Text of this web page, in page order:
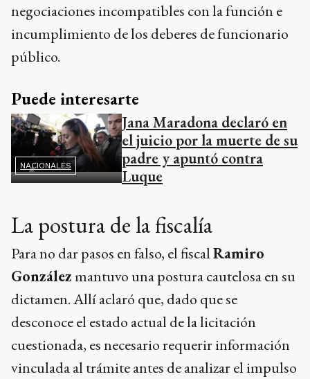
negociaciones incompatibles con la función e
incumplimiento de los deberes de funcionario
público.
Puede interesarte
NACIONALES
Jana Maradona declaró en
el juicio por la muerte de su
padre y apuntó contra
Luque
La postura de la fiscalía
Para no dar pasos en falso, el fiscalRamiro
Gonzálezmantuvo una postura cautelosa en su
dictamen. Allí aclaró que, dado que se
desconoce el estado actual de la licitación
cuestionada, es necesario requerir información
vinculada al trámite antes de analizar el impulso